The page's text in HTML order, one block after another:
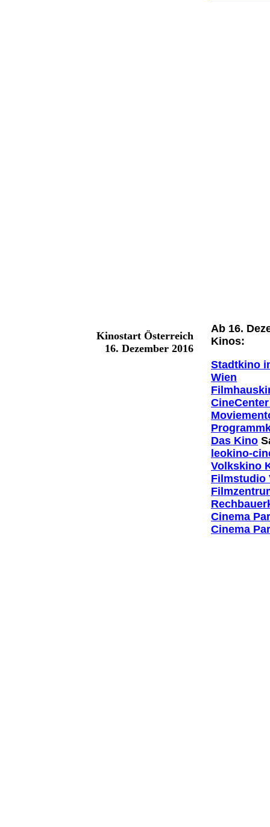
Kinostart Österreich
16. Dezember 2016
Ab 16.
Kinos:
Stadtkino
Wien
Das Kino
leokino-
Volkskino
Filmstudio
Cinema
Cinema